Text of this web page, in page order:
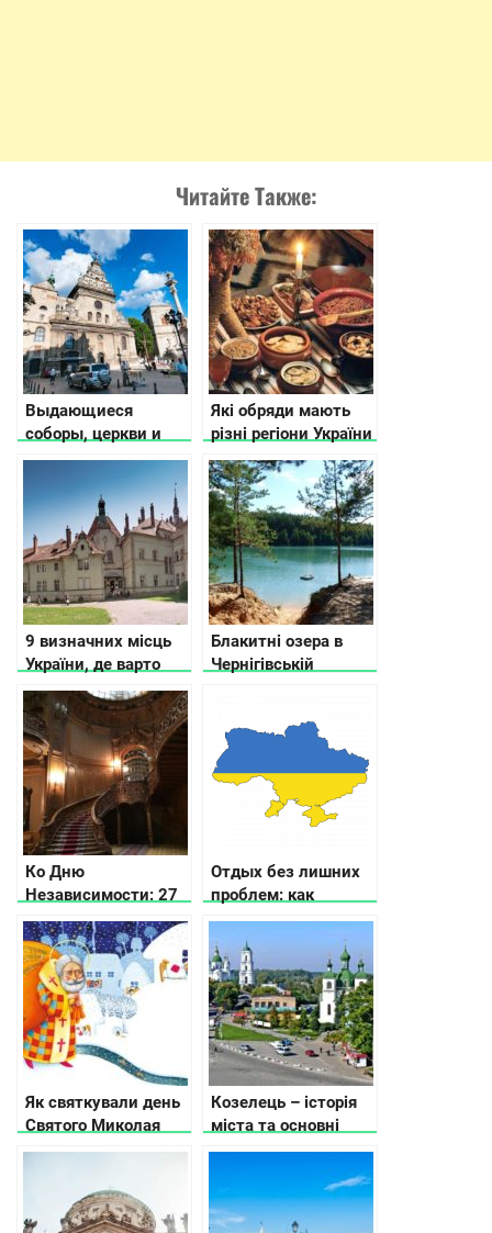
Читайте Также:
Выдающиеся
соборы, церкви и
храмы во Львове
Які обряди мають
різні регіони України
на Різдво
9 визначних місць
України, де варто
побувати хоч раз
Блакитні озера в
Чернігівській
Ко Дню
Независимости: 27
малоизвестных
жемчужин Украины
Отдых без лишних
проблем: как
подготовиться?
Як святкували день
Святого Миколая
наші прабабусі та
Козелець – історія
міста та основні
пам’ятки